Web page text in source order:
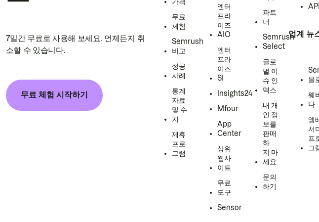
7일간 무료로 사용해 보세요. 언제든지 취
소할 수 있습니다.
무료 체험 시작하기
무료
체험
Semrush
비교
성공
사례
통계
자료
및 수
치
제휴
프로
그램
엔터
프라
이즈
AIO
엔터
프라
이즈
SI
Insights24
Mfour
App
Center
상위
웹사
이트
무료
도구
Sensor
파트
너
Semrush
Select
글로
벌 이
슈 인
덱스
내 개
인 정
보를
판매
하
지 마
세요
문의
하기
업계 뉴
블
웨
나
앰
서
프
그